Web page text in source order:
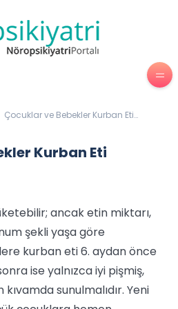
Çocuklar ve Bebekler Kurban Eti
Kurban Eti
ancak etin miktarı,
şekli yaşa göre
kurban eti 6. aydan önce
ise yalnızca iyi pişmiş,
sunulmalıdır. Yeni